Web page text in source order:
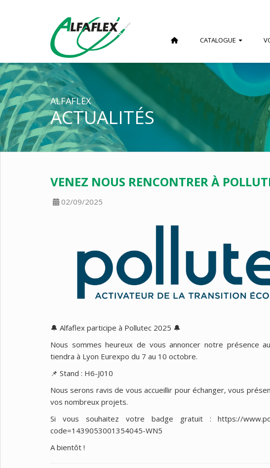
CATALOGUE
ALFAFLEX
ACTUALITÉS
VENEZ NOUS RENCONTRER À
02/09/2025
🔔 Alfaflex participe à Pollutec 2025 🔔
Nous sommes heureux de vous annoncer notre présence
tiendra à Lyon Eurexpo du 7 au 10 octobre.
📌 Stand : H6-J010
Nous serons ravis de vous accueillir pour échanger, vous
vos nombreux projets.
Si vous souhaitez votre badge gratuit : https://
code=1439053001354045-WN5
A bientôt !